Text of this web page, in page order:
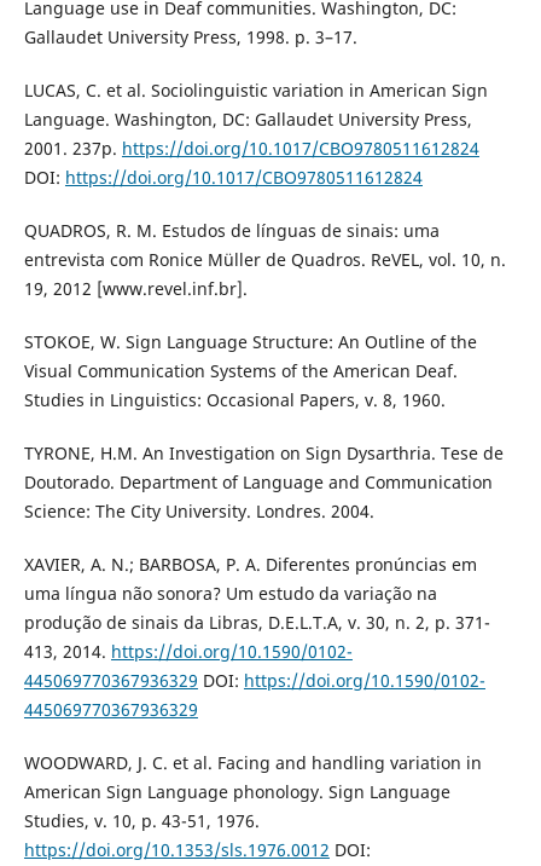
Language use in Deaf communities. Washington, DC:
Gallaudet University Press, 1998. p. 3–17.
LUCAS, C. et al. Sociolinguistic variation in American Sign
Language. Washington, DC: Gallaudet University Press,
2001. 237p. https://doi.org/10.1017/CBO9780511612824
DOI: https://doi.org/10.1017/CBO9780511612824
QUADROS, R. M. Estudos de línguas de sinais: uma
entrevista com Ronice Müller de Quadros. ReVEL, vol. 10, n.
19, 2012 [www.revel.inf.br].
STOKOE, W. Sign Language Structure: An Outline of the
Visual Communication Systems of the American Deaf.
Studies in Linguistics: Occasional Papers, v. 8, 1960.
TYRONE, H.M. An Investigation on Sign Dysarthria. Tese de
Doutorado. Department of Language and Communication
Science: The City University. Londres. 2004.
XAVIER, A. N.; BARBOSA, P. A. Diferentes pronúncias em
uma língua não sonora? Um estudo da variação na
produção de sinais da Libras, D.E.L.T.A, v. 30, n. 2, p. 371-
413, 2014. https://doi.org/10.1590/0102-
445069770367936329 DOI: https://doi.org/10.1590/0102-
445069770367936329
WOODWARD, J. C. et al. Facing and handling variation in
American Sign Language phonology. Sign Language
Studies, v. 10, p. 43-51, 1976.
https://doi.org/10.1353/sls.1976.0012 DOI: